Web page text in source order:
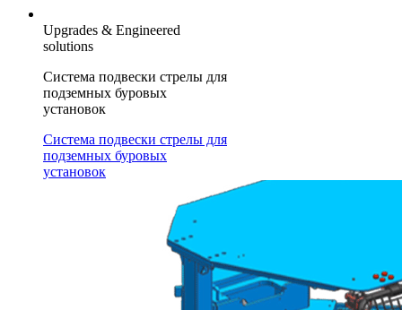
Upgrades & Engineered
solutions
Система подвески стрелы для
подземных буровых
установок
Система подвески стрелы для
подземных буровых
установок